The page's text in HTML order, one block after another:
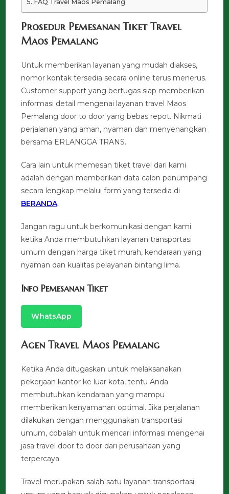
FAQ Travel Maos Pemalang
Prosedur Pemesanan Tiket Travel
Maos Pemalang
Untuk memberikan layanan yang mudah diakses,
nomor kontak tersedia secara online terus menerus.
Customer support yang bertugas siap memberikan
informasi detail mengenai layanan travel Maos
Pemalang door to door yang bebas repot. Nikmati
perjalanan yang aman, nyaman dan menyenangkan
bersama ERLANGGA TRANS.
Cara lain untuk memesan tiket travel dari kami
adalah dengan memberikan data calon penumpang
secara lengkap melalui form yang tersedia di
BERANDA.
Jangan ragu untuk berkomunikasi dengan kami
ketika Anda membutuhkan layanan transportasi
umum dengan harga tiket murah, kendaraan yang
nyaman dan kualitas pelayanan bintang lima.
Info Pemesanan Tiket
WhatsApp
Agen Travel Maos Pemalang
Ketika Anda ditugaskan untuk melaksanakan
pekerjaan kantor ke luar kota, tentu Anda
membutuhkan kendaraan yang mampu
memberikan kenyamanan optimal. Jika perjalanan
dilakukan dengan menggunakan transportasi
umum, cobalah untuk mencari informasi mengenai
jasa travel door to door dari perusahaan yang
terpercaya.
Travel merupakan salah satu layanan transportasi